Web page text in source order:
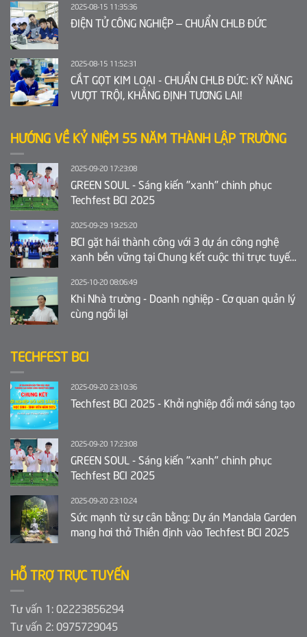
2025-08-15 11:35:36
ĐIỆN TỬ CÔNG NGHIỆP – CHUẨN CHLB ĐỨC
2025-08-15 11:52:31
CẮT GỌT KIM LOẠI - CHUẨN CHLB ĐỨC: KỸ NĂNG
VƯỢT TRỘI, KHẲNG ĐỊNH TƯƠNG LAI!
HƯỚNG VỀ KỶ NIỆM 55 NĂM THÀNH LẬP TRƯỜNG
2025-09-20 17:23:08
GREEN SOUL - Sáng kiến "xanh" chinh phục
Techfest BCI 2025
2025-09-29 19:25:20
BCI gặt hái thành công với 3 dự án công nghệ
xanh bền vững tại Chung kết cuộc thi trực tuyến
2025-10-20 08:06:49
Khi Nhà trường - Doanh nghiệp - Cơ quan quản lý
cùng ngồi lại
TECHFEST BCI
2025-09-20 23:10:36
Techfest BCI 2025 - Khởi nghiệp đổi mới sáng tạo
2025-09-20 17:23:08
GREEN SOUL - Sáng kiến "xanh" chinh phục
Techfest BCI 2025
2025-09-20 23:10:24
Sức mạnh từ sự cân bằng: Dự án Mandala Garden
mang hơi thở Thiền định vào Techfest BCI 2025
HỖ TRỢ TRỰC TUYẾN
Tư vấn 1: 02223856294
Tư vấn 2: 0975729045